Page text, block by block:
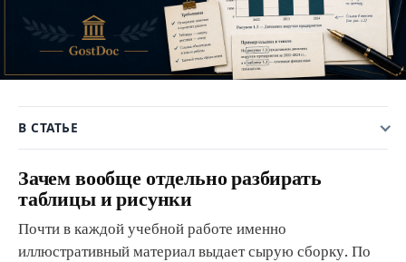
В СТАТЬЕ
Зачем вообще отдельно разбирать
таблицы и рисунки
Почти в каждой учебной работе именно
иллюстративный материал выдает сырую сборку. По